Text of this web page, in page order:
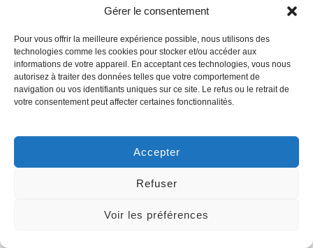
Gérer le consentement
Pour vous offrir la meilleure expérience possible, nous utilisons des
technologies comme les cookies pour stocker et/ou accéder aux
informations de votre appareil. En acceptant ces technologies, vous nous
autorisez à traiter des données telles que votre comportement de
navigation ou vos identifiants uniques sur ce site. Le refus ou le retrait de
votre consentement peut affecter certaines fonctionnalités.
Accepter
Refuser
Voir les préférences
de vos projets sur la biodiversité
Prêt à décrocher votre certification RSE ?